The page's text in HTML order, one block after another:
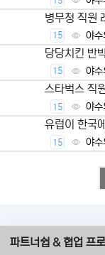
병무청 직원
15 야수
당당치킨 반
15 야수
스타벅스 직
15 야수
유럽이 한국
15 야수
파트너쉽 & 협업 프